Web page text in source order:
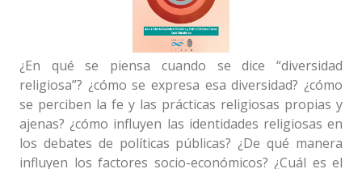
¿En qué se piensa cuando se dice “diversidad
religiosa”? ¿cómo se expresa esa diversidad? ¿cómo
se perciben la fe y las prácticas religiosas propias y
ajenas? ¿cómo influyen las identidades religiosas en
los debates de políticas públicas? ¿De qué manera
influyen los factores socio-económicos? ¿Cuál es el